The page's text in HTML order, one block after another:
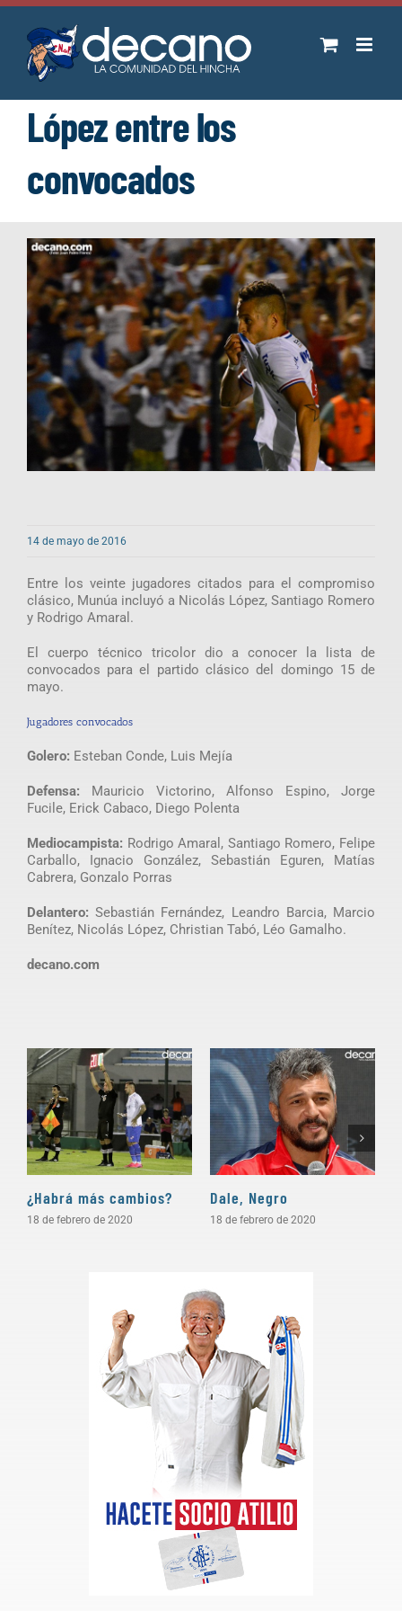
Saltar
contenido
López entre los
convocados
14 de mayo de 2016
Entre los veinte jugadores citados para el compromiso
clásico, Munúa incluyó a Nicolás López, Santiago Romero
y Rodrigo Amaral.
El cuerpo técnico tricolor dio a conocer la lista de
convocados para el partido clásico del domingo 15 de
mayo.
Jugadores convocados
Golero: Esteban Conde, Luis Mejía
Defensa: Mauricio Victorino, Alfonso Espino, Jorge
Fucile, Erick Cabaco, Diego Polenta
Mediocampista: Rodrigo Amaral, Santiago Romero, Felipe
Carballo, Ignacio González, Sebastián Eguren, Matías
Cabrera, Gonzalo Porras
Delantero:Sebastián Fernández, Leandro Barcia, Marcio
Benítez, Nicolás López, Christian Tabó, Léo Gamalho.
decano.com
¿Habrá más cambios?
18 de febrero de 2020
Dale, Negro
18 de febrero de 2020